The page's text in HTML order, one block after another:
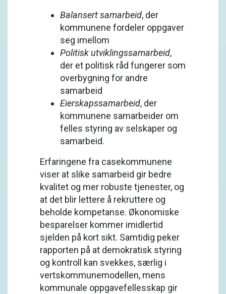
Balansert samarbeid, der
kommunene fordeler oppgaver
seg imellom
Politisk utviklingssamarbeid,
der et politisk råd fungerer som
overbygning for andre
samarbeid
Eierskapssamarbeid, der
kommunene samarbeider om
felles styring av selskaper og
samarbeid.
Erfaringene fra casekommunene
viser at slike samarbeid gir bedre
kvalitet og mer robuste tjenester, og
at det blir lettere å rekruttere og
beholde kompetanse. Økonomiske
besparelser kommer imidlertid
sjelden på kort sikt. Samtidig peker
rapporten på at demokratisk styring
og kontroll kan svekkes, særlig i
vertskommunemodellen, mens
kommunale oppgavefellesskap gir